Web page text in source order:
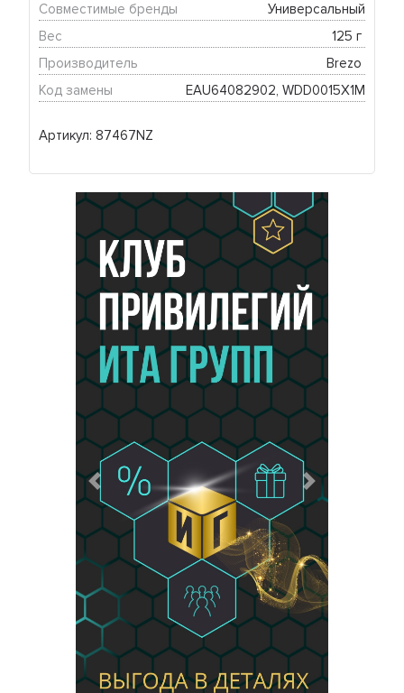
Артикул: 87467NZ
Совместимые бренды
Универсальный
Вес
125 г
Производитель
Brezo
Код замены
EAU64082902, WDD0015X1M
Предыдущий Следующий